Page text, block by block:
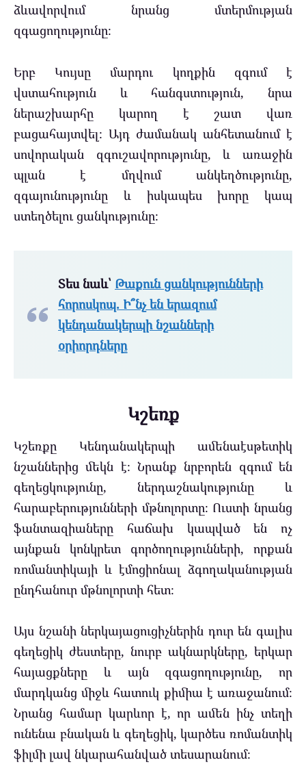
ձևավորվում նրանց մտերմության
զգացողությունը։
Երբ Կույսը մարդու կողքին զգում է
վստահություն և հանգստություն, նրա
ներաշխարհը կարող է շատ վառ
բացահայտվել։ Այդ ժամանակ անհետանում է
սովորական զգուշավորությունը, և առաջին
պլան է մղվում անկեղծությունը,
զգայունությունը և իսկապես խորը կապ
ստեղծելու ցանկությունը։
Տես նաև՝ Թաքուն ցանկությունների
հորոսկոպ. Ի՞նչ են երազում
կենդանակերպի նշանների
օրիորդները
Կշեռք
Կշեռքը Կենդանակերպի ամենաէսթետիկ
նշաններից մեկն է։ Նրանք նրբորեն զգում են
գեղեցկությունը, ներդաշնակությունը և
հարաբերությունների մթնոլորտը։ Ուստի նրանց
ֆանտազիաները հաճախ կապված են ոչ
այնքան կոնկրետ գործողությունների, որքան
ռոմանտիկայի և էմոցիոնալ ձգողականության
ընդհանուր մթնոլորտի հետ։
Այս նշանի ներկայացուցիչներին դուր են գալիս
գեղեցիկ ժեստերը, նուրբ ակնարկները, երկար
հայացքները և այն զգացողությունը, որ
մարդկանց միջև հատուկ քիմիա է առաջանում։
Նրանց համար կարևոր է, որ ամեն ինչ տեղի
ունենա բնական և գեղեցիկ, կարծես ռոմանտիկ
ֆիլմի լավ նկարահանված տեսարանում։